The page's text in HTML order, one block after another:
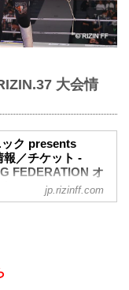
大会情
ク presents
報／チケット -
FEDERATION オ
SUPER ARENA
jp.rizinff.com